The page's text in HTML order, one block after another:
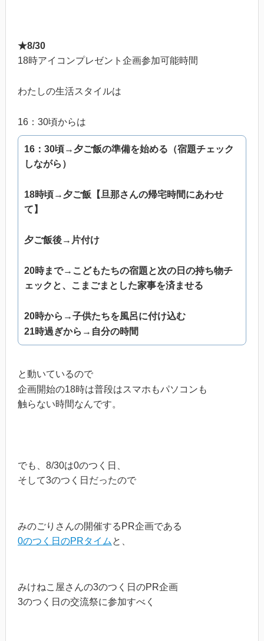
★8/30
18時アイコンプレゼント企画参加可能時間
わたしの生活スタイルは
16：30頃からは
16：30頃→夕ご飯の準備を始める（宿題チェック
しながら）
18時頃→夕ご飯【旦那さんの帰宅時間にあわせ
て】
夕ご飯後→片付け
20時まで→こどもたちの宿題と次の日の持ち物チ
ェックと、
こまごまとした家事を済ませる
20時から→子供たちを風呂に付け込む
21時過ぎから→自分の時間
と動いているので
企画開始の18時は普段はスマホもパソコンも
触らない時間なんです。
でも、8/30は0のつく日、
そして3のつく日だったので
みのごりさんの開催するPR企画である
0のつく日のPRタイム と、
みけねこ屋さんの3のつく日のPR企画
3のつく日の交流祭に参加すべく